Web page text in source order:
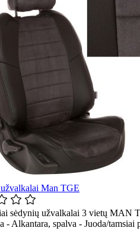
Man TGE
sėdynių užvalkalai 3 vietų MAN
- Alkantara, spalva - Juoda/